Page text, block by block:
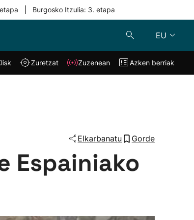
Burgosko Itzulia: 3. etapa
EU
Klisk Zuzenean
Zuretzat Zuzenean Azken berriak
Elkarbanatu Gorde
Espainiako